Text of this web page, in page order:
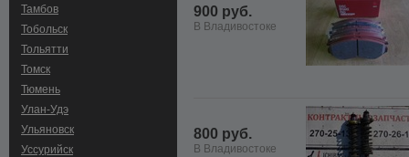
Тамбов
Тобольск
Тольятти
Томск
Тюмень
Улан-Удэ
Ульяновск
Уссурийск
900 руб.
В Владивостоке
800 руб.
В Владивостоке